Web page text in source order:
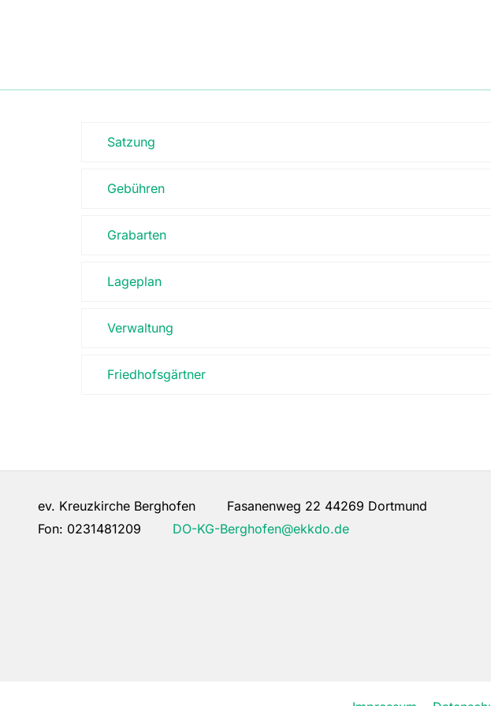
Satzung
Gebühren
Grabarten
Lageplan
Verwaltung
Friedhofsgärtner
ev. Kreuzkirche Berghofen Fasanenweg 22 44269 Dortmund
Fon: 0231481209 DO-KG-Berghofen@ekkdo.de